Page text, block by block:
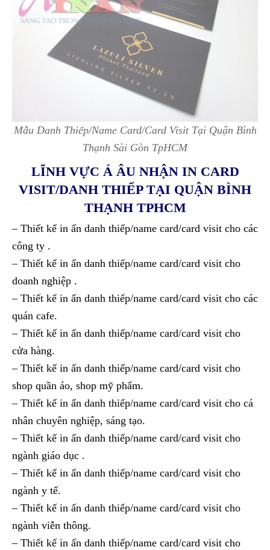
Mẫu Danh Thiếp/Name Card/Card Visit Tại Quận Bình
Thạnh Sài Gòn TpHCM
LĨNH VỰC Á ÂU NHẬN IN CARD
VISIT/DANH THIẾP TẠI QUẬN BÌNH
THẠNH TPHCM
– Thiết kế in ấn danh thiếp/name card/card visit cho các
công ty .
– Thiết kế in ấn danh thiếp/name card/card visit cho
doanh nghiệp .
– Thiết kế in ấn danh thiếp/name card/card visit cho các
quán cafe.
– Thiết kế in ấn danh thiếp/name card/card visit cho
cửa hàng.
– Thiết kế in ấn danh thiếp/name card/card visit cho
shop quần áo, shop mỹ phẩm.
– Thiết kế in ấn danh thiếp/name card/card visit cho cá
nhân chuyên nghiệp, sáng tạo.
– Thiết kế in ấn danh thiếp/name card/card visit cho
ngành giáo dục .
– Thiết kế in ấn danh thiếp/name card/card visit cho
ngành y tế.
– Thiết kế in ấn danh thiếp/name card/card visit cho
ngành viễn thông.
– Thiết kế in ấn danh thiếp/name card/card visit cho